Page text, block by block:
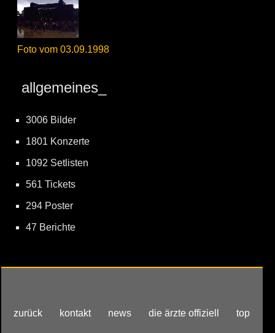
Foto vom 03.09.1998
allgemeines_
3006 Bilder
1801 Konzerte
1092 Setlisten
561 Tickets
294 Poster
47 Berichte
zurück kontakt news die ärzte offiziell top